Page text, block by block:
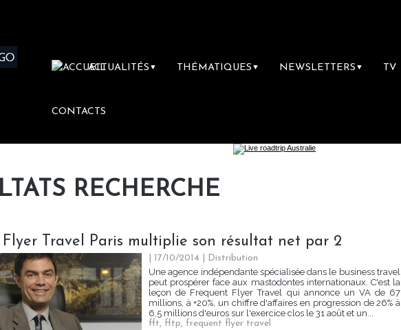
ACTUALITÉS ▼ THÉMATIQUES ▼ NEWSLETTERS ▼ TV
CONTACTS
RECHERCHE
Travel Paris multiplie son résultat net par 2
| 17/10/2014
Distribution
Une agence indépendante spécialisée dans le business travel
peut prospérer face aux mastodontes internationaux. C'est la
leçon de Frequent Flyer Travel qui annonce un VA de 67
millions, à +20%, un chiffre d'affaires en progression de 26% à
6,5 millions d'euros sur l'exercice clos le 31 août et un...
fft, fftp, frequent flyer travel